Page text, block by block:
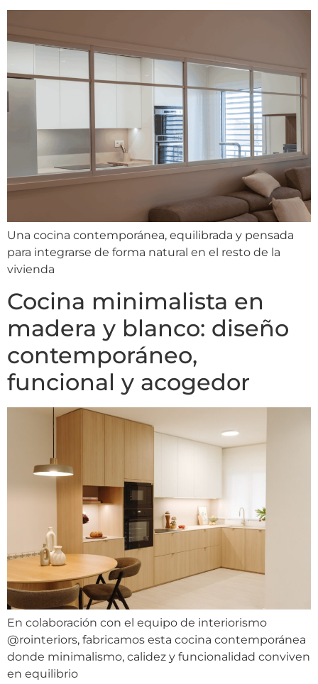
Una cocina contemporánea, equilibrada y pensada
para integrarse de forma natural en el resto de la
vivienda
Cocina minimalista en
madera y blanco: diseño
contemporáneo,
funcional y acogedor
En colaboración con el equipo de interiorismo
@rointeriors, fabricamos esta cocina contemporánea
donde minimalismo, calidez y funcionalidad conviven
en equilibrio